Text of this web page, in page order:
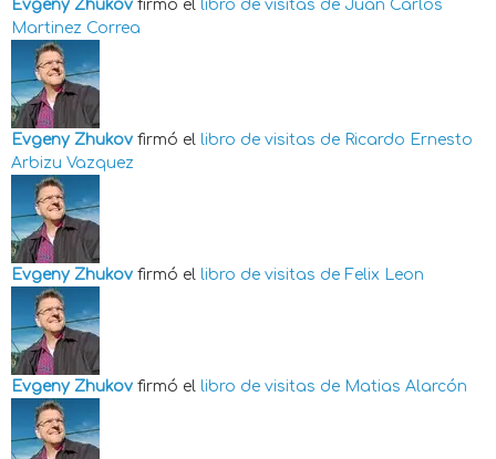
Evgeny Zhukov firmó el libro de visitas de Juan Carlos
Martinez Correa
Evgeny Zhukov firmó el libro de visitas de Ricardo Ernesto
Arbizu Vazquez
Evgeny Zhukov firmó el libro de visitas de Felix Leon
Evgeny Zhukov firmó el libro de visitas de Matias Alarcón